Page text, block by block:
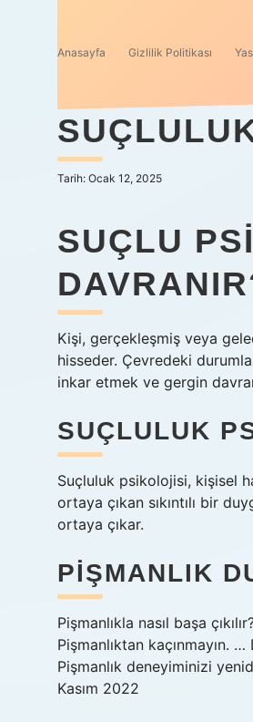
Anasayfa Gizlilik Politikası
Tarih: Ocak 12, 2025
SUÇLU
Kişi, gerçekleşmiş veya
hisseder. Çevredeki
inkar etmek ve gergin
SUÇLULUK
Suçluluk psikolojisi, kişisel
ortaya çıkan sıkıntılı bir
ortaya çıkar.
PIŞMANLIK
Pişmanlıkla nasıl başa
Pişmanlıktan kaçınmayın.
Pişmanlık deneyiminizi
Kasım 2022